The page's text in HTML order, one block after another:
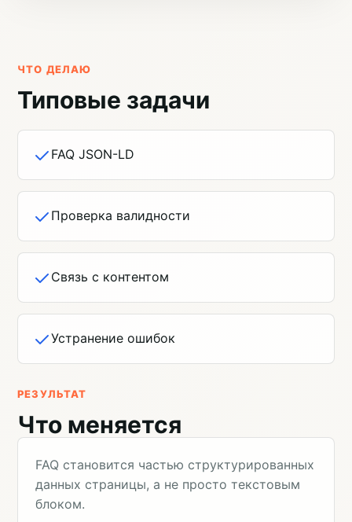
ЧТО ДЕЛАЮ
Типовые задачи
FAQ JSON-LD
Проверка валидности
Связь с контентом
Устранение ошибок
РЕЗУЛЬТАТ
Что меняется
FAQ становится частью структурированных
данных страницы, а не просто текстовым
блоком.